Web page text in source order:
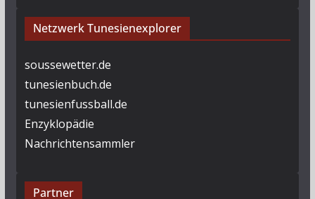
Netzwerk Tunesienexplorer
soussewetter.de
tunesienbuch.de
tunesienfussball.de
Enzyklopädie
Nachrichtensammler
Partner